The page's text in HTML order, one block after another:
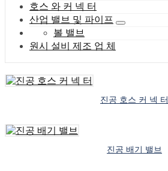
호스 와 커 넥 터
산업 밸브 및 파이프
볼 밸브
원시 설비 제조 업 체
진공 호스 커 넥 터
진공 배기 밸브